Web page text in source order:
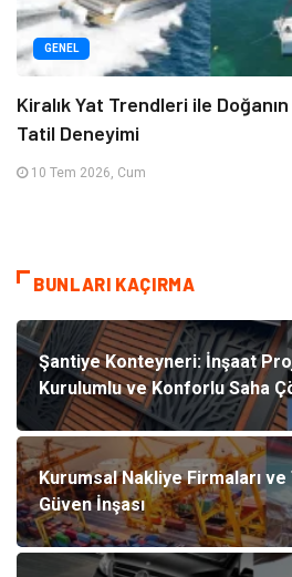
GENEL
Kiralık Yat Trendleri ile
Tatil Deneyimi
10 Tem 2026, Cum
BUNLARI KAÇIRMA
Şantiye Konteyneri: İnşaat
Kurulumlu ve Konforlu Saha
Kurumsal Nakliye Firmaları
Güven İnşası